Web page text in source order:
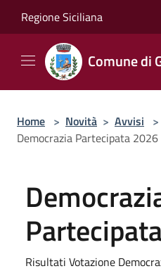
Regione Siciliana
Comune di
Home > Novità > Avvisi >
Democrazia Partecipata 2026
Risultati Votazione